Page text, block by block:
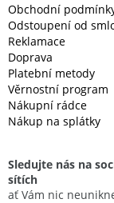
Obchodní
Odstoupení od
Reklamace
Doprava
Platební metody
Věrnostní program
Nákupní rádce
Nákup na splátky
Sledujte nás na
sítích
ať Vám nic